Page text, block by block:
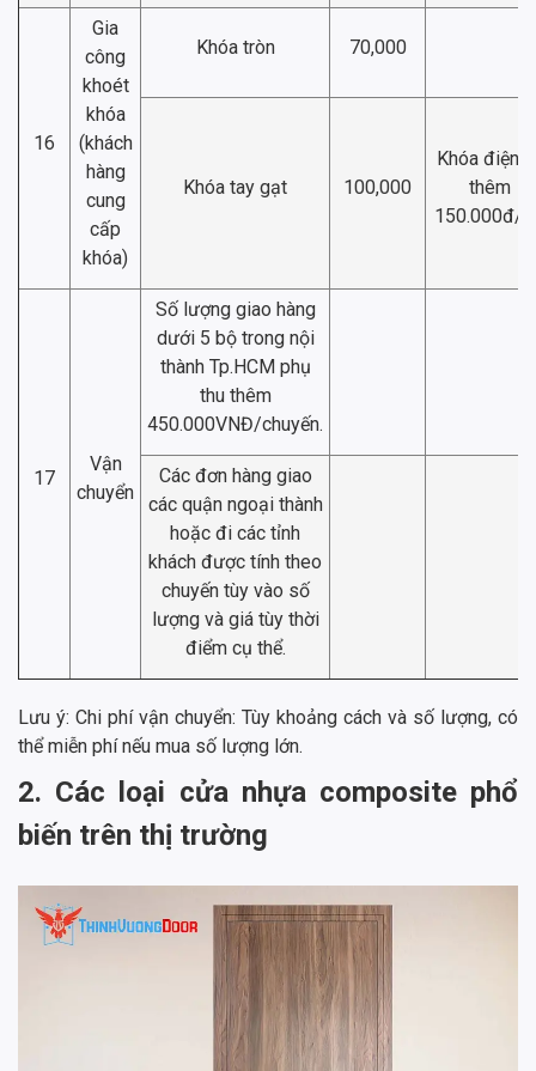
16
Gia
công
khoét
khóa
(khách
hàng
cung
cấp
khóa)
Khóa tròn 70,000
Khóa tay gạt 100,000
Khóa điện
thêm
150.000đ/
17
Vận
chuyển
Số lượng giao hàng
dưới 5 bộ trong nội
thành Tp.HCM phụ
thu thêm
450.000VNĐ/chuyến.
Các đơn hàng giao
các quận ngoại thành
hoặc đi các tỉnh
khách được tính theo
chuyến tùy vào số
lượng và giá tùy thời
điểm cụ thể.
Lưu ý: Chi phí vận chuyển: Tùy khoảng cách và số lượng, có
thể miễn phí nếu mua số lượng lớn.
2. Các loại cửa nhựa composite phổ
biến trên thị trường